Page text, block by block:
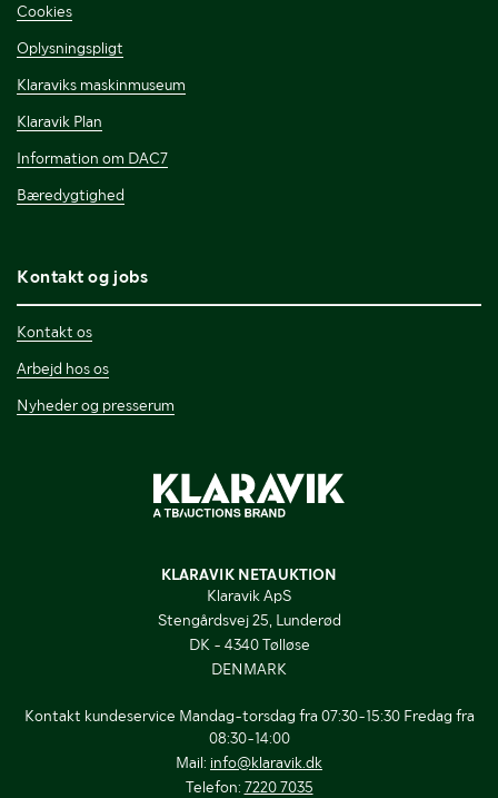
Cookies
Oplysningspligt
Klaraviks maskinmuseum
Klaravik Plan
Information om DAC7
Bæredygtighed
Kontakt og jobs
Kontakt os
Arbejd hos os
Nyheder og presserum
KLARAVIK NETAUKTION
Klaravik ApS
Stengårdsvej 25, Lunderød
DK - 4340 Tølløse
DENMARK
Kontakt kundeservice Mandag-torsdag fra 07:30-15:30 Fredag fra
08:30-14:00
Mail: info@klaravik.dk
Telefon: 7220 7035